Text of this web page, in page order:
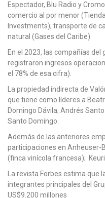
Espectador, Blu Radio y
comercio al por menor
Investments); transporte de
natural (Gases del Caribe).
En el 2023, las compañías
registraron ingresos
el 78% de esa cifra).
La propiedad indirecta de
que tiene como líderes a
Domingo Dávila; Andrés
Santo Domingo.
Además de las anteriores
participaciones en Anheuser-
(finca vinícola francesa);
La revista Forbes estima que
integrantes principales del
US$9.200 millones